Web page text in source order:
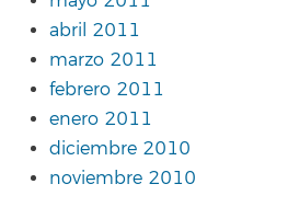
abril 2011
marzo 2011
febrero 2011
enero 2011
diciembre 2010
noviembre 2010